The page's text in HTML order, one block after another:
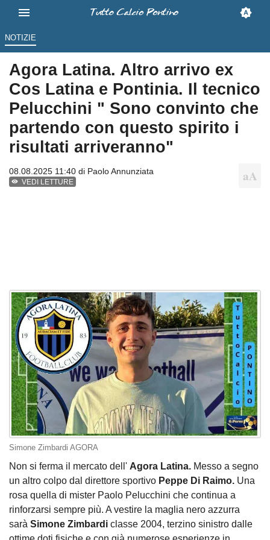
NOTIZIE
Agora Latina. Altro arrivo ex
Cos Latina e Pontinia. Il tecnico
Pelucchini " Sono convinto che
partendo con questo spirito i
risultati arriveranno"
08.08.2025 11:40 di Paolo Annunziata
VEDI LETTURE
Simone Zimbardi AGORA
Non si ferma il mercato dell' Agora Latina. Messo a segno
un altro colpo dal direttore sportivo Peppe Di Raimo. Una
rosa quella di mister Paolo Pelucchini che continua a
rinforzarsi sempre più. A vestire la maglia nero azzurra
sarà Simone Zimbardi classe 2004, terzino sinistro dalle